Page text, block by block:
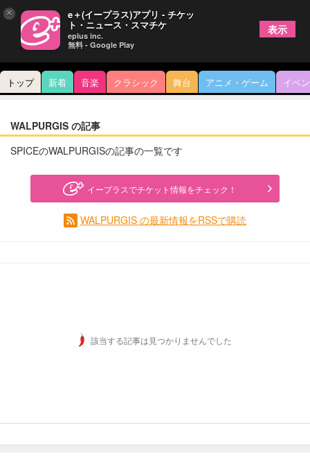
トップ 新着 音楽 クラシック 舞台 アニメ・ゲーム イベ
WALPURGIS の記事
SPICEのWALPURGISの記事の一覧です
イープラスでチケット情報をチェック！
WALPURGIS の最新情報をRSSで購読
該当する記事は見つかりませんでした
× e＋(イープラス)アプリ - チケッ
ト・ニュース・スマチケ
eplus inc.
無料 - Google Play
表示